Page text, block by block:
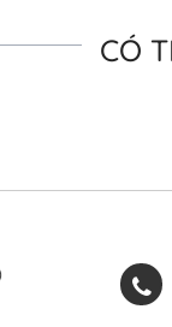
CÓ